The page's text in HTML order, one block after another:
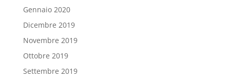
Gennaio 2020
Dicembre 2019
Novembre 2019
Ottobre 2019
Settembre 2019